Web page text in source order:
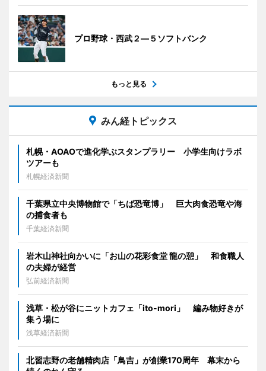
プロ野球・西武２―５ソフトバンク
もっと見る
みん経トピックス
札幌・AOAOで進化学ぶスタンプラリー 小学生向けラボ
ツアーも
札幌経済新聞
千葉県立中央博物館で「ちば恐竜博」 巨大肉食恐竜や海
の捕食者も
千葉経済新聞
岩木山神社向かいに「お山の花彩食堂 龍の憩」 和食職人
の夫婦が経営
弘前経済新聞
浅草・松が谷にニットカフェ「ito-mori」 編み物好きが
集う場に
浅草経済新聞
北習志野の老舗精肉店「鳥吉」が創業170周年 幕末から